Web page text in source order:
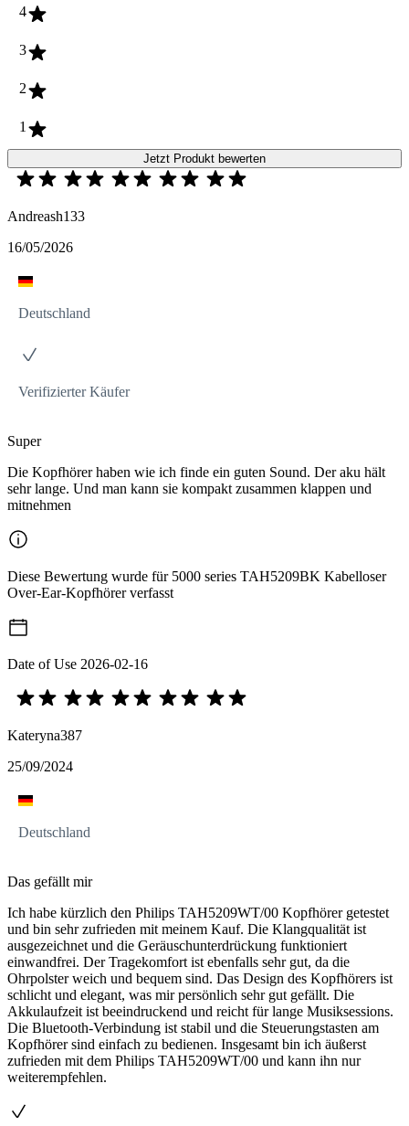
4
3
2
1
Jetzt Produkt bewerten
Andreash133
16/05/2026
Deutschland
Verifizierter Käufer
Super
Die Kopfhörer haben wie ich finde ein guten Sound. Der aku hält
sehr lange. Und man kann sie kompakt zusammen klappen und
mitnehmen
Diese Bewertung wurde für 5000 series TAH5209BK Kabelloser
Over-Ear-Kopfhörer verfasst
Date of Use 2026-02-16
Kateryna387
25/09/2024
Deutschland
Das gefällt mir
Ich habe kürzlich den Philips TAH5209WT/00 Kopfhörer getestet
und bin sehr zufrieden mit meinem Kauf. Die Klangqualität ist
ausgezeichnet und die Geräuschunterdrückung funktioniert
einwandfrei. Der Tragekomfort ist ebenfalls sehr gut, da die
Ohrpolster weich und bequem sind. Das Design des Kopfhörers ist
schlicht und elegant, was mir persönlich sehr gut gefällt. Die
Akkulaufzeit ist beeindruckend und reicht für lange Musiksessions.
Die Bluetooth-Verbindung ist stabil und die Steuerungstasten am
Kopfhörer sind einfach zu bedienen. Insgesamt bin ich äußerst
zufrieden mit dem Philips TAH5209WT/00 und kann ihn nur
weiterempfehlen.